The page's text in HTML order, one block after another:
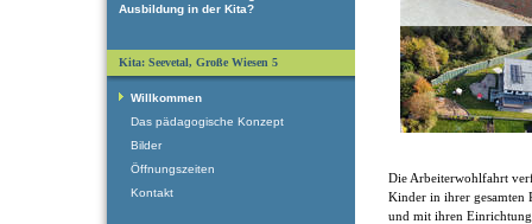
Ausbildung in der Kita?
Die Arbeiterwohlfahrt
Kinder in ihrer gesamten
und mit ihren
Kita: Seevetal, Große Wiesen 5
Willkommen
Das pädagogische Konzept
Bilder
Öffnungszeiten
Kontakt